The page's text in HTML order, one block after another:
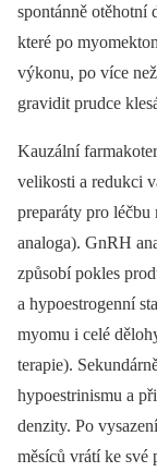
spontánně otěhotní
které po
výkonu, po více
gravidit prudce
Kauzální
velikosti a redukci
preparáty pro
analoga). GnRH
způsobí pokles
a hypoestrogenní
myomu i celé
terapie).
hypoestrinismu a
denzity. Po
měsíců vrátí ke